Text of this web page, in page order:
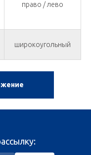
право / лево
широкоугольный